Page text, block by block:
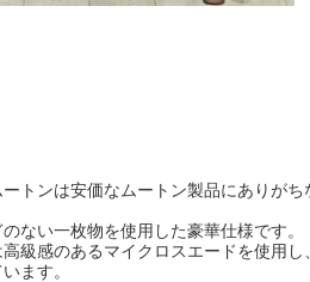
トンは安価なムートン製品にありが
ない一枚物を使用した豪華仕様です。
級感のあるマイクロスエードを使用
ます。